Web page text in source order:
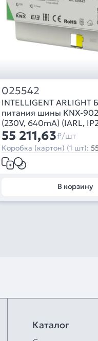
025542
INTELLIGENT ARLIGHT
питания шины KNX-
(230V, 640mA) (IARL,
2 года)
55 211,63₽/шт
Коробка (картон) (1 шт):
В корзину
Каталог